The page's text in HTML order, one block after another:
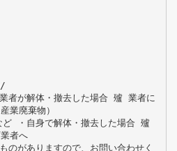
者が解体・撤去した場合 㱺 業者に
業廃棄物）
・自身で解体・撤去した場合 㱺
者へ
のがありますので、お問い合わせく